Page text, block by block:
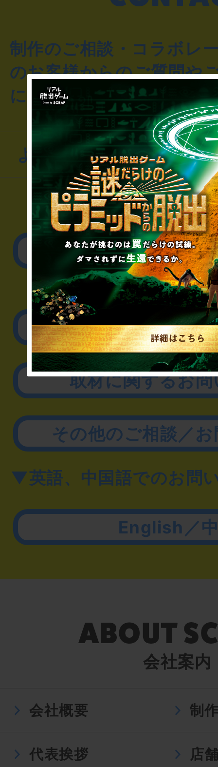
制作のご相談・コラボレ
のお客様からのご質問や
にお問い合わせください
よくあるお問い合わせ
▼一般のお客様
公演内容、チケット
▼企業／法人の方
リアル脱出ゲーム制作
取材に関するお
その他のご相談／
▼英語、中国語でのお問
English／
会社案内
会社概要 制
代表挨拶 店